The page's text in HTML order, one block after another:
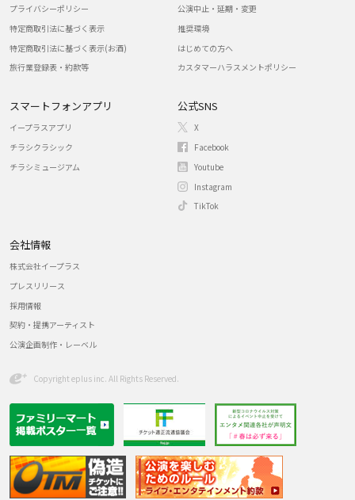
プライバシーポリシー
特定商取引法に基づく表示
特定商取引法に基づく表示(お酒)
旅行業登録表・約款等
公演中止・延期・変更
推奨環境
はじめての方へ
カスタマーハラスメントポリシー
スマートフォンアプリ
イープラスアプリ
チラシクラシック
チラシミュージアム
公式SNS
X
Facebook
Youtube
Instagram
TikTok
会社情報
株式会社イープラス
プレスリリース
採用情報
契約・提携アーティスト
公演企画制作・レーベル
Copyright eplus inc. All Rights Reserved.